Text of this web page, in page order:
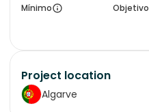
Mínimo Objetivo
Project location
Algarve